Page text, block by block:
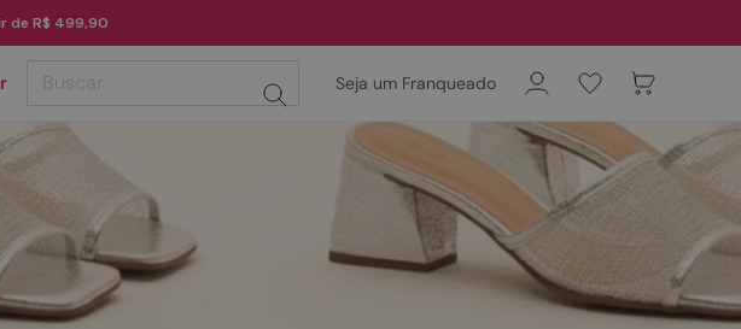
de R$ 499,90
Seja um Franqueado
MAIS BUSCADOS